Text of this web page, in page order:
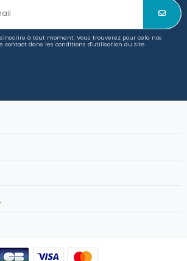
à tout moment. Vous trouverez pour cela nos
contact dans les conditions d'utilisation du site.